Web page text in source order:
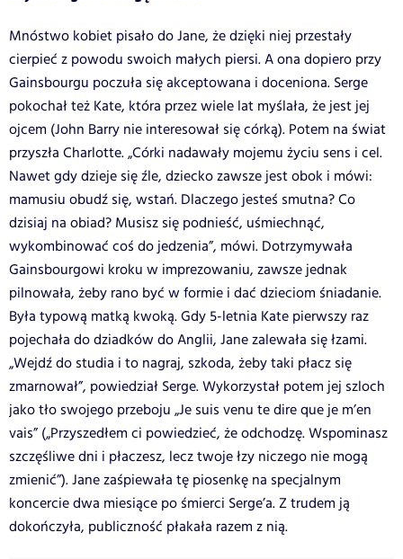
Mnóstwo kobiet pisało do Jane, że dzięki niej przestały
cierpieć z powodu swoich małych piersi. A ona dopiero przy
Gainsbourgu poczuła się akceptowana i doceniona. Serge
pokochał też Kate, która przez wiele lat myślała, że jest jej
ojcem (John Barry nie interesował się córką). Potem na świat
przyszła Charlotte. „Córki nadawały mojemu życiu sens i cel.
Nawet gdy dzieje się źle, dziecko zawsze jest obok i mówi:
mamusiu obudź się, wstań. Dlaczego jesteś smutna? Co
dzisiaj na obiad? Musisz się podnieść, uśmiechnąć,
wykombinować coś do jedzenia”, mówi. Dotrzymywała
Gainsbourgowi kroku w imprezowaniu, zawsze jednak
pilnowała, żeby rano być w formie i dać dzieciom śniadanie.
Była typową matką kwoką. Gdy 5-letnia Kate pierwszy raz
pojechała do dziadków do Anglii, Jane zalewała się łzami.
„Wejdź do studia i to nagraj, szkoda, żeby taki płacz się
zmarnował”, powiedział Serge. Wykorzystał potem jej szloch
jako tło swojego przeboju „Je suis venu te dire que je m’en
vais” („Przyszedłem ci powiedzieć, że odchodzę. Wspominasz
szczęśliwe dni i płaczesz, lecz twoje łzy niczego nie mogą
zmienić”). Jane zaśpiewała tę piosenkę na specjalnym
koncercie dwa miesiące po śmierci Serge’a. Z trudem ją
dokończyła, publiczność płakała razem z nią.